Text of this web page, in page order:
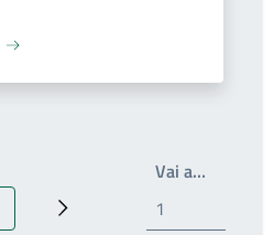
attualeProssima pagina
Vai a…